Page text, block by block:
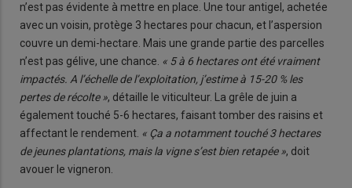
n’est pas évidente à mettre en place. Une tour antigel, achetée
avec un voisin, protège 3 hectares pour chacun, et l’aspersion
couvre un demi-hectare. Mais une grande partie des parcelles
n’est pas gélive, une chance. « 5 à 6 hectares ont été vraiment
impactés. A l’échelle de l’exploitation, j’estime à 15-20 % les
pertes de récolte », détaille le viticulteur. La grêle de juin a
également touché 5-6 hectares, faisant tomber des raisins et
affectant le rendement. « Ça a notamment touché 3 hectares
de jeunes plantations, mais la vigne s’est bien retapée », doit
avouer le vigneron.